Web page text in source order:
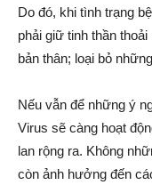
Do đó, khi tình trạng
phải giữ tinh thần
bản thân; loại bỏ
Nếu vẫn để những ý
Virus sẽ càng hoạt
lan rộng ra. Không
còn ảnh hưởng đến